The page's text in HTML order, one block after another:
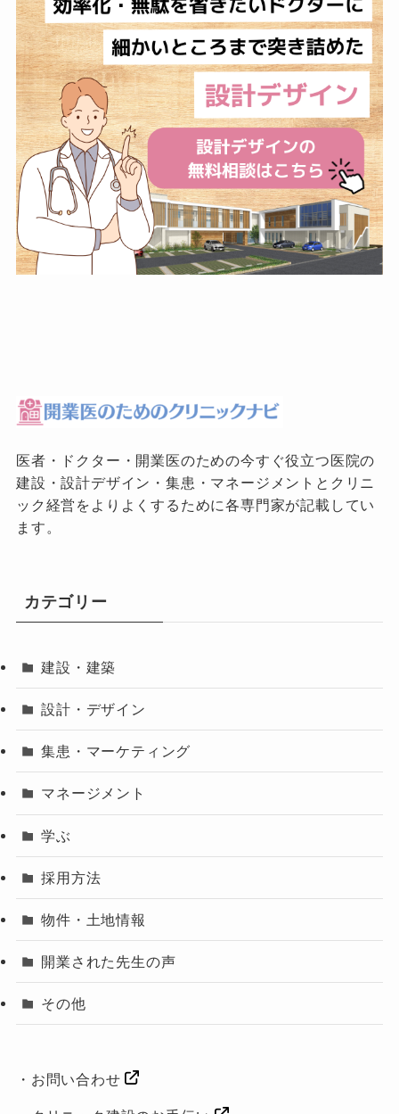
医者・ドクター・開業医のための今すぐ役立つ医院の
建設・設計デザイン・集患・マネージメントとクリニ
ック経営をよりよくするために各専門家が記載してい
ます。
カテゴリー
建設・建築
設計・デザイン
集患・マーケティング
マネージメント
学ぶ
採用方法
物件・土地情報
開業された先生の声
その他
・ お問い合わせ